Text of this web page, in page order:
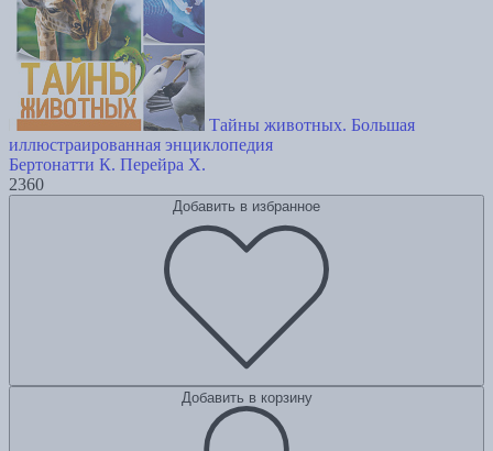
Тайны животных. Большая
иллюстраированная энциклопедия
Бертонатти К. Перейра Х.
2360
Добавить в избранное
Добавить в корзину